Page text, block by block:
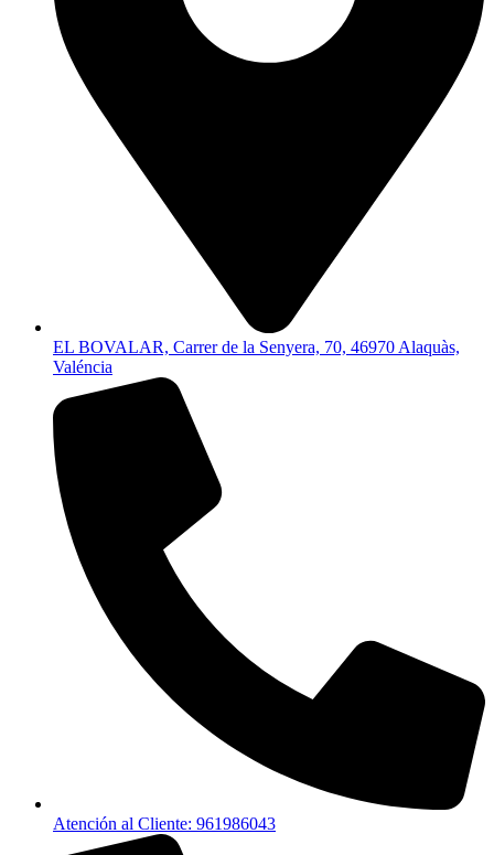
EL BOVALAR, Carrer de la Senyera, 70, 46970 Alaquàs,
Valéncia
Atención al Cliente: 961986043